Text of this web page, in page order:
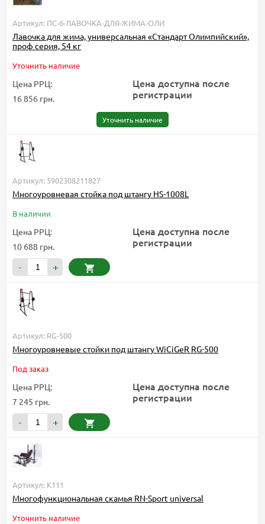
Артикул: ПС-6-ЛАВОЧКА-ДЛЯ-ЖИМА-ОЛИ
Лавочка для жима, универсальная «Стандарт Олимпийский»,
проф серия, 54 кг
Уточнить наличие
Цена РРЦ:
16 856 грн.
Цена доступна после
регистрации
Уточнить наличие
Артикул: 5902308211827
Многоуровневая стойка под штангу HS-1008L
В наличии
Цена РРЦ:
10 688 грн.
Цена доступна после
регистрации
- +
Артикул: RG-500
Многоуровневые стойки под штангу WiCiGeR RG-500
Под заказ
Цена РРЦ:
7 245 грн.
Цена доступна после
регистрации
- +
Артикул: К111
Многофункциональная скамья RN-Sport universal
Уточнить наличие